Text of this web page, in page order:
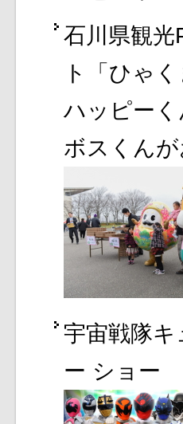
石川県観光
ト「ひゃ
ハッピー
ボスくんが
宇宙戦隊
ー ショー